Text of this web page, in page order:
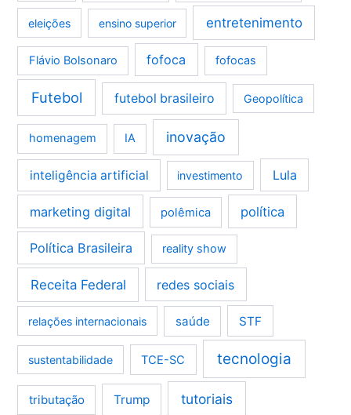
eleições ensino superior entretenimento
Flávio Bolsonaro fofoca fofocas
Futebol futebol brasileiro Geopolítica
homenagem IA inovação
inteligência artificial investimento Lula
marketing digital polêmica política
Política Brasileira reality show
Receita Federal redes sociais
relações internacionais saúde STF
sustentabilidade TCE-SC tecnologia
tributação Trump tutoriais